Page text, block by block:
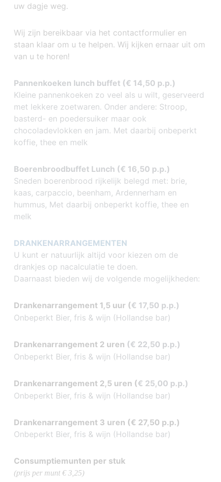
uw dagje weg.
Wij zijn bereikbaar via het contactformulier en
staan klaar om u te helpen. Wij kijken ernaar uit om
van u te horen!
Pannenkoeken lunch buffet (€ 14,50 p.p.)
Kleine pannenkoeken zo veel als u wilt, geserveerd
met lekkere zoetwaren. Onder andere: Stroop,
basterd- en poedersuiker maar ook
chocoladevlokken en jam. Met daarbij onbeperkt
koffie, thee en melk
Boerenbroodbuffet Lunch (€ 16,50 p.p.)
Sneden boerenbrood rijkelijk belegd met: brie,
kaas, carpaccio, beenham, Ardennerham en
hummus, Met daarbij onbeperkt koffie, thee en
melk
DRANKENARRANGEMENTEN
U kunt er natuurlijk altijd voor kiezen om de
drankjes op nacalculatie te doen.
Daarnaast bieden wij de volgende mogelijkheden:
Drankenarrangement 1,5 uur (€ 17,50 p.p.)
Onbeperkt Bier, fris & wijn (Hollandse bar)
Drankenarrangement 2 uren (€ 22,50 p.p.)
Onbeperkt Bier, fris & wijn (Hollandse bar)
Drankenarrangement 2,5 uren (€ 25,00 p.p.)
Onbeperkt Bier, fris & wijn (Hollandse bar)
Drankenarrangement 3 uren (€ 27,50 p.p.)
Onbeperkt Bier, fris & wijn (Hollandse bar)
Consumptiemunten per stuk
(prijs per munt € 3,25)